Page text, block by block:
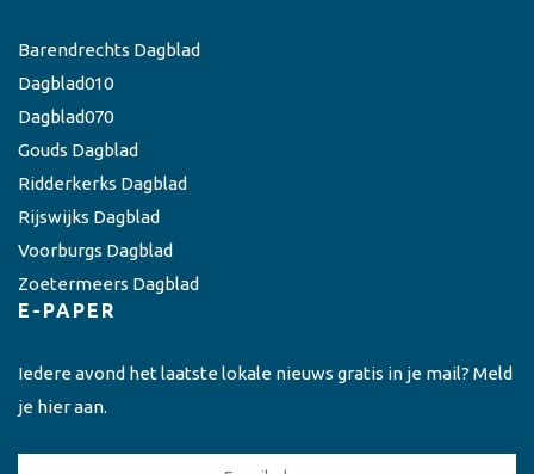
Barendrechts Dagblad
Dagblad010
Dagblad070
Gouds Dagblad
Ridderkerks Dagblad
Rijswijks Dagblad
Voorburgs Dagblad
Zoetermeers Dagblad
E-PAPER
Iedere avond het laatste lokale nieuws gratis in je mail? Meld
je hier aan.